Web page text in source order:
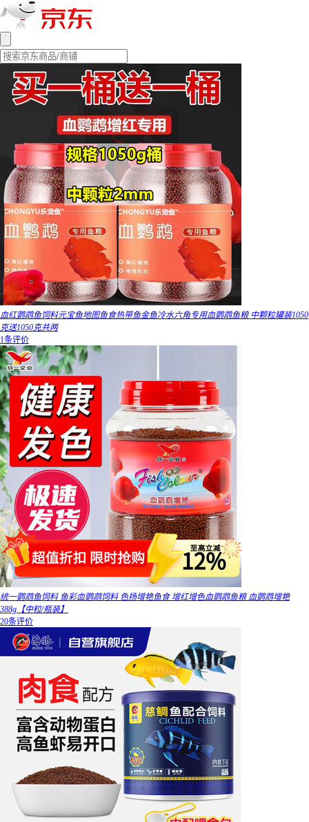
血红鹦鹉鱼饲料元宝鱼地图鱼食热带鱼金鱼冷水六角专用血鹦鹉鱼粮 中颗粒罐装1050
克送1050克共两
1条评价
统一鹦鹉鱼饲料 鱼彩血鹦鹉饲料 色扬增艳鱼食 增红增色血鹦鹉鱼粮 血鹦鹉增艳
388g【中粒/瓶装】
20条评价